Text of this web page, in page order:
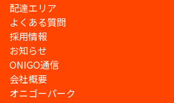
配達エリア
よくある質問
採用情報
お知らせ
ONIGO通信
会社概要
オニゴーパーク